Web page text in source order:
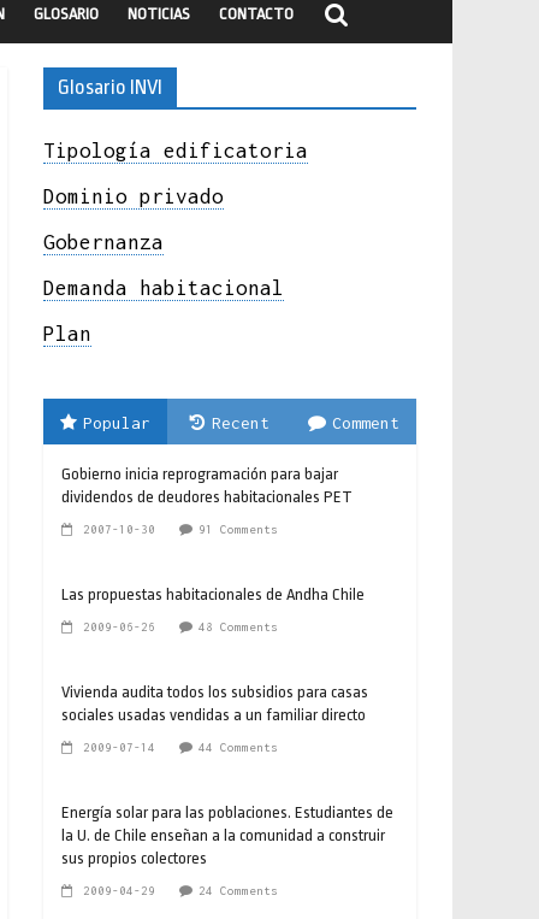
GLOSARIO NOTICIAS CONTACTO
Glosario INVI
Tipología edificatoria
Dominio privado
Gobernanza
Demanda habitacional
Plan
Popular Recent Comment
Gobierno inicia reprogramación para bajar
dividendos de deudores habitacionales PET
2007-10-30 91 Comments
Las propuestas habitacionales de Andha Chile
2009-06-26 48 Comments
Vivienda audita todos los subsidios para casas
sociales usadas vendidas a un familiar directo
2009-07-14 44 Comments
Energía solar para las poblaciones. Estudiantes de
la U. de Chile enseñan a la comunidad a construir
sus propios colectores
2009-04-29 24 Comments